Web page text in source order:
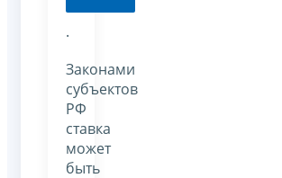
.
Законами
субъектов
РФ
ставка
может
быть